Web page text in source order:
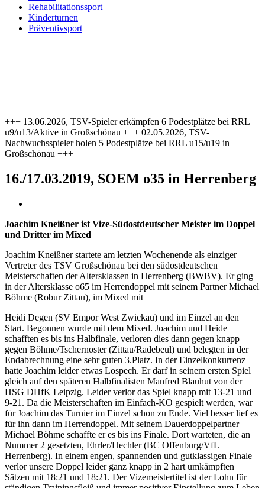
Rehabilitationssport
Kinderturnen
Präventivsport
+++ 13.06.2026, TSV-Spieler erkämpfen 6 Podestplätze bei RRL
u9/u13/Aktive in Großschönau +++ 02.05.2026, TSV-
Nachwuchsspieler holen 5 Podestplätze bei RRL u15/u19 in
Großschönau +++
16./17.03.2019, SOEM o35 in Herrenberg
Joachim Kneißner ist Vize-Südostdeutscher Meister im Doppel
und Dritter im Mixed
Joachim Kneißner startete am letzten Wochenende als einziger
Vertreter des TSV Großschönau bei den südostdeutschen
Meisterschaften der Altersklassen in Herrenberg (BWBV). Er ging
in der Altersklasse o65 im Herrendoppel mit seinem Partner Michael
Böhme (Robur Zittau), im Mixed mit
Heidi Degen (SV Empor West Zwickau) und im Einzel an den
Start. Begonnen wurde mit dem Mixed. Joachim und Heide
schafften es bis ins Halbfinale, verloren dies dann gegen knapp
gegen Böhme/Tschernoster (Zittau/Radebeul) und belegten in der
Endabrechnung eine sehr guten 3.Platz. In der Einzelkonkurrenz
hatte Joachim leider etwas Lospech. Er darf in seinem ersten Spiel
gleich auf den späteren Halbfinalisten Manfred Blauhut von der
HSG DHfK Leipzig. Leider verlor das Spiel knapp mit 13-21 und
9-21. Da die Meisterschaften im Einfach-KO gespielt werden, war
für Joachim das Turnier im Einzel schon zu Ende. Viel besser lief es
für ihn dann im Herrendoppel. Mit seinem Dauerdoppelpartner
Michael Böhme schaffte er es bis ins Finale. Dort warteten, die an
Nummer 2 gesetzten, Ehrler/Hechler (BC Offenburg/VfL
Herrenberg). In einem engen, spannenden und gutklassigen Finale
verlor unsere Doppel leider ganz knapp in 2 hart umkämpften
Sätzen mit 18:21 und 18:21. Der Vizemeistertitel ist der Lohn für